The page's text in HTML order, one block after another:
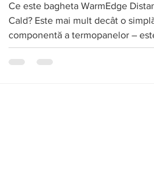
Ce este bagheta WarmEdge
Cald? Este mai mult decât o
componentă a termopanelor –
investiție în eficiența energetică